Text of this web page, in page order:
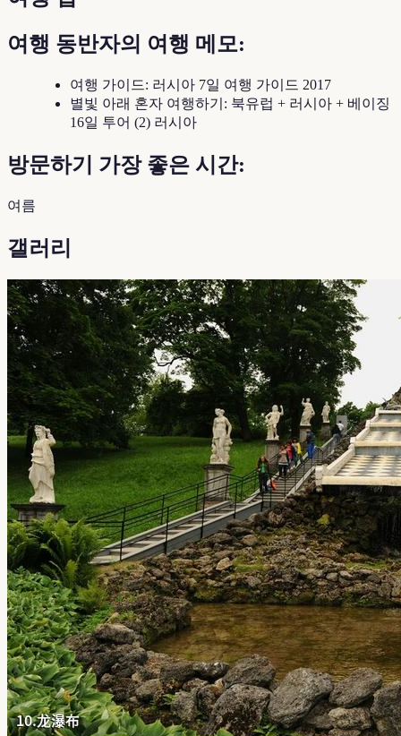
여행 동반자의 여행 메모:
여행 가이드: 러시아 7일 여행 가이드 2017
별빛 아래 혼자 여행하기: 북유럽 + 러시아 + 베이징
16일 투어 (2) 러시아
방문하기 가장 좋은 시간:
여름
갤러리